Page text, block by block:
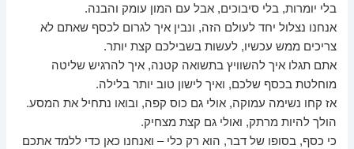
בלי יומרות, בלי סיבוכים, אבל עם המון עומק והבנה.
אנחנו נצלול יחד לעולם הזה, ונבין איך לגרום לכסף שאתם לא
צריכים ממש עכשיו, לעשות בשבילכם קצת יותר.
אתם תגלו איך להשוויץ בתשואה קטנה, איך להרגיש שליטה
מוחלטת בכסף שלכם, ואיך לישון טוב יותר בלילה.
אז קחו נשימה עמוקה, אולי גם כוס קפה, ובואו נתחיל את המסע.
הולך להיות מרתק, ואולי גם קצת מצחיק.
כי כסף, בסופו של דבר, הוא רק כלי – ואנחנו כאן כדי ללמד אתכם